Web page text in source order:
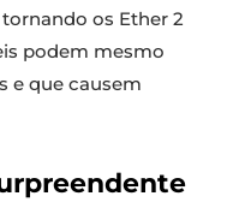
os Ether 2
podem mesmo
e que causem